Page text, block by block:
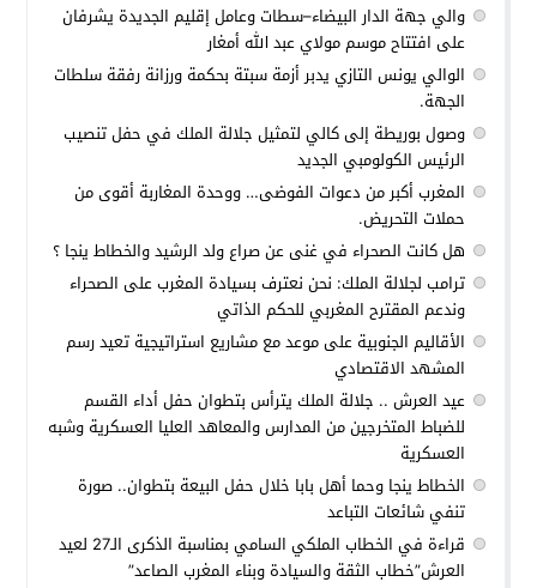
والي جهة الدار البيضاء–سطات وعامل إقليم الجديدة يشرفان
على افتتاح موسم مولاي عبد الله أمغار
الوالي يونس التازي يدبر أزمة سبتة بحكمة ورزانة رفقة سلطات
الجهة.
وصول بوريطة إلى كالي لتمثيل جلالة الملك في حفل تنصيب
الرئيس الكولومبي الجديد
المغرب أكبر من دعوات الفوضى… ووحدة المغاربة أقوى من
حملات التحريض.
هل كانت الصحراء في غنى عن صراع ولد الرشيد والخطاط ينجا ؟
ترامب لجلالة الملك: نحن نعترف بسيادة المغرب على الصحراء
وندعم المقترح المغربي للحكم الذاتي
الأقاليم الجنوبية على موعد مع مشاريع استراتيجية تعيد رسم
المشهد الاقتصادي
عيد العرش .. جلالة الملك يترأس بتطوان حفل أداء القسم
للضباط المتخرجين من المدارس والمعاهد العليا العسكرية وشبه
العسكرية
الخطاط ينجا وحما أهل بابا خلال حفل البيعة بتطوان.. صورة
تنفي شائعات التباعد
قراءة في الخطاب الملكي السامي بمناسبة الذكرى الـ27 لعيد
العرش”خطاب الثقة والسيادة وبناء المغرب الصاعد”